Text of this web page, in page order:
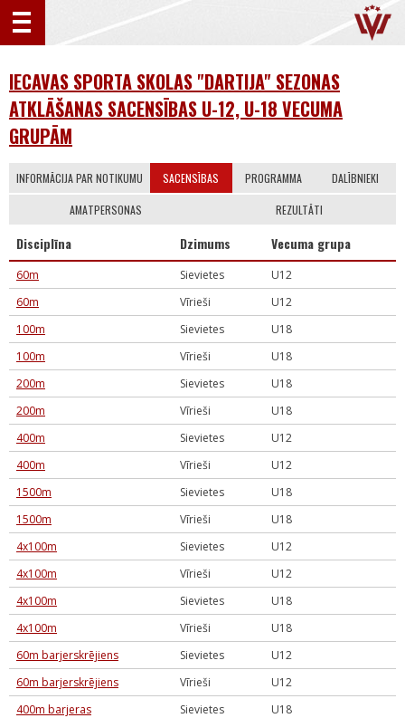
IECAVAS SPORTA SKOLAS "DARTIJA" SEZONAS
ATKLĀŠANAS SACENSĪBAS U-12, U-18 VECUMA
GRUPĀM
INFORMĀCIJA PAR NOTIKUMU SACENSĪBAS PROGRAMMA DALĪBNIEKI
AMATPERSONAS REZULTĀTI
Disciplīna Dzimums Vecuma grupa
60m Sievietes
U12
60m
Vīrieši
U12
100m
Sievietes
U18
100m
Vīrieši
U18
200m
Sievietes
U18
200m
Vīrieši
U18
400m
Sievietes
U12
400m
Vīrieši
U12
1500m
Sievietes
U18
1500m
Vīrieši
U18
4x100m
Sievietes
U12
4x100m
Vīrieši
U12
4x100m
Sievietes
U18
4x100m
Vīrieši
U18
60m barjerskrējiens
Sievietes
U12
60m barjerskrējiens
Vīrieši
U12
400m barjeras
Sievietes
U18